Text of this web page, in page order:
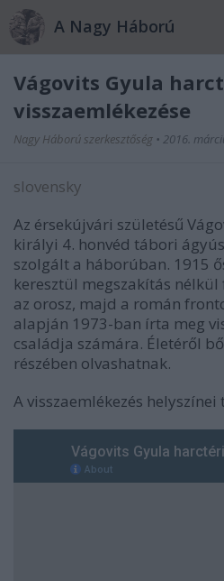
A Nagy Háború
Vágovits Gyula
visszaemlékezése
Nagy Háború szerkesztőség • 2016.
slovensky
Az érsekújvári születésű
királyi 4. honvéd tábori
szolgált a háborúban. 1915
keresztül megszakítás
az orosz, majd a román
alapján 1973-ban írta meg
családja számára. Életéről
részében olvashatnak.
A visszaemlékezés helyszínei